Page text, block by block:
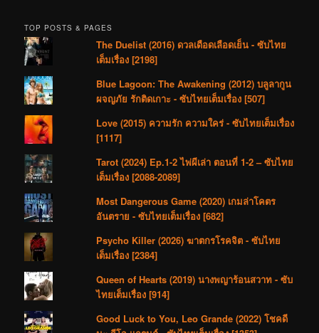
TOP POSTS & PAGES
The Duelist (2016) ดวลเดือดเลือดเย็น - ซับไทย
เต็มเรื่อง [2198]
Blue Lagoon: The Awakening (2012) บลูลากูน
ผจญภัย รักติดเกาะ - ซับไทยเต็มเรื่อง [507]
Love (2015) ความรัก ความใคร่ - ซับไทยเต็มเรื่อง
[1117]
Tarot (2024) Ep.1-2 ไพ่ผีเล่า ตอนที่ 1-2 – ซับไทย
เต็มเรื่อง [2088-2089]
Most Dangerous Game (2020) เกมล่าโคตร
อันตราย - ซับไทยเต็มเรื่อง [682]
Psycho Killer (2026) ฆาตกรโรคจิต - ซับไทย
เต็มเรื่อง [2384]
Queen of Hearts (2019) นางพญาร้อนสวาท - ซับ
ไทยเต็มเรื่อง [914]
Good Luck to You, Leo Grande (2022) โชคดี